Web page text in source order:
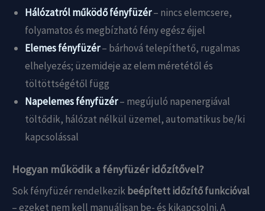
Hálózatról működő fényfüzér– nincs elemcsere,
folyamatos és megbízható fény egész éjjel
Elemes fényfüzér– bárhová telepíthető, rugalmas
elhelyezés; üzemideje az elem méretétől és
töltöttségétől függ
Napelemes fényfüzér– megújuló napenergiával
töltődik, hálózat nélkül üzemel, automatikus be/ki
kapcsolással
Hogyan működik a fényfüzér időzítővel?
Sok fényfüzér rendelkezik beépített időzítő funkcióval
– ezeket nem kell manuálisan be- és kikapcsolni. A